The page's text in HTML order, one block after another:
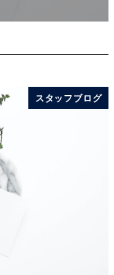
スタッフブログ